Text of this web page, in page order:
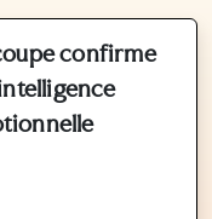
confirme